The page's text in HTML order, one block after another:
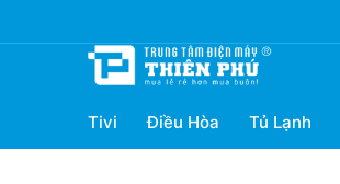
Tivi Điều Hòa Tủ Lạnh